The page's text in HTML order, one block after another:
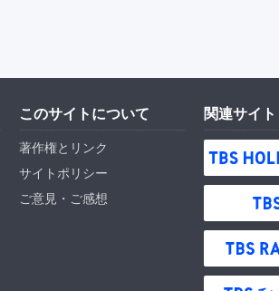
このサイトについて
著作権とリンク
サイトポリシー
ご意見・ご感想
関連サイト